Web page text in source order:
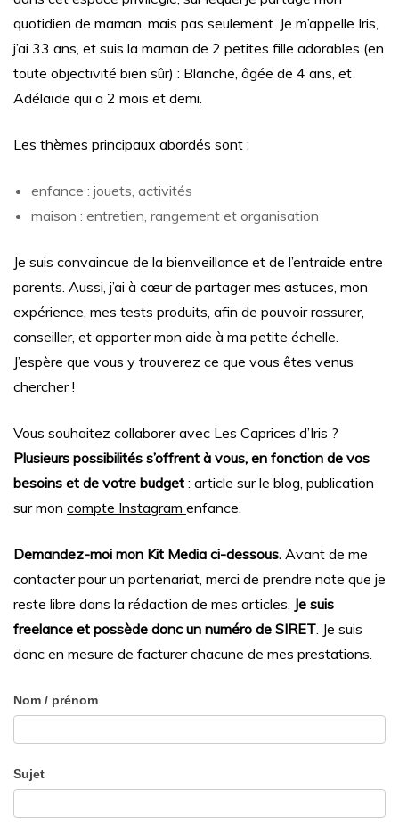
quotidien de maman, mais pas seulement. Je m’appelle Iris,
j’ai 33 ans, et suis la maman de 2 petites fille adorables (en
toute objectivité bien sûr) : Blanche, âgée de 4 ans, et
Adélaïde qui a 2 mois et demi.
Les thèmes principaux abordés sont :
enfance : jouets, activités
maison : entretien, rangement et organisation
Je suis convaincue de la bienveillance et de l’entraide entre
parents. Aussi, j’ai à cœur de partager mes astuces, mon
expérience, mes tests produits, afin de pouvoir rassurer,
conseiller, et apporter mon aide à ma petite échelle.
J’espère que vous y trouverez ce que vous êtes venus
chercher !
Vous souhaitez collaborer avec Les Caprices d’Iris ?
Plusieurs possibilités s’offrent à vous, en fonction de vos
besoins et de votre budget : article sur le blog, publication
sur mon compte Instagram enfance.
Demandez-moi mon Kit Media ci-dessous. Avant de me
contacter pour un partenariat, merci de prendre note que je
reste libre dans la rédaction de mes articles. Je suis
freelance et possède donc un numéro de SIRET. Je suis
donc en mesure de facturer chacune de mes prestations.
Contact
Nom / prénom
Sujet